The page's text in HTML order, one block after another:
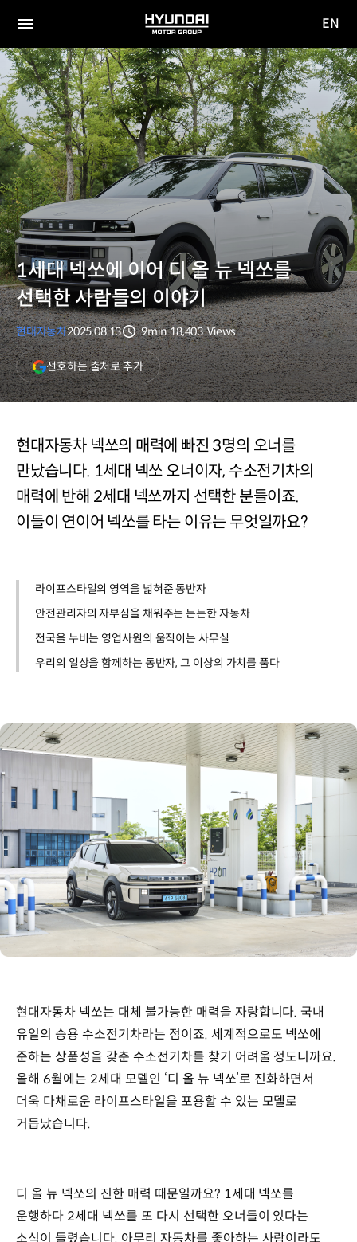
전체
메뉴
HYUNDAI
MOTOR
GROUP
사이
이동
EN
1세대 넥쏘에 이어 디 올 뉴 넥쏘를
선택한 사람들의 이야기
현대자동차2025.08.13
분량
9min
조회수
18,403 Views
선호하는 출처로 추가(새
창
열림)
현대자동차 넥쏘의 매력에 빠진 3명의 오너를
만났습니다. 1세대 넥쏘 오너이자, 수소전기차의
매력에 반해 2세대 넥쏘까지 선택한 분들이죠.
이들이 연이어 넥쏘를 타는 이유는 무엇일까요?
라이프스타일의 영역을 넓혀준 동반자
안전관리자의 자부심을 채워주는 든든한 자동차
전국을 누비는 영업사원의 움직이는 사무실
우리의 일상을 함께하는 동반자, 그 이상의 가치를 품다
현대자동차 넥쏘는 대체 불가능한 매력을 자랑합니다. 국내
유일의 승용 수소전기차라는 점이죠. 세계적으로도 넥쏘에
준하는 상품성을 갖춘 수소전기차를 찾기 어려울 정도니까요.
올해 6월에는 2세대 모델인 ‘디 올 뉴 넥쏘’로 진화하면서
더욱 다채로운 라이프스타일을 포용할 수 있는 모델로
거듭났습니다.
디 올 뉴 넥쏘의 진한 매력 때문일까요? 1세대 넥쏘를
운행하다 2세대 넥쏘를 또 다시 선택한 오너들이 있다는